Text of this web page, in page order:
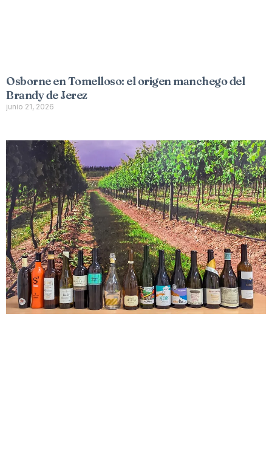
Osborne en Tomelloso: el origen manchego del
Brandy de Jerez
junio 21, 2026